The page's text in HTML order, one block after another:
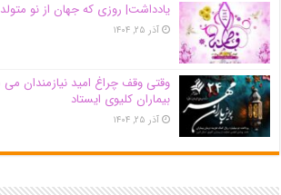
یادداشت| روزی که جهان از نو
آذر ۲۵, ۱۴۰۴
وقتی وقف چراغ امید نیازمندان
بیماران کلیوی ایستاد
آذر ۲۵, ۱۴۰۴